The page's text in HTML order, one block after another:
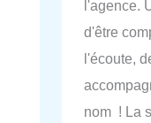
l'agence.
d'être
l'écoute,
nom ! La